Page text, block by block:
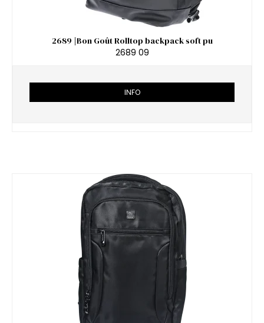
2689 |Bon Goût Rolltop backpack soft pu
2689 09
INFO